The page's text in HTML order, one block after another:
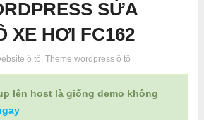
SỬA
XE HƠI FC162
ô tô, Theme wordpress ô tô
lên host là giống demo không